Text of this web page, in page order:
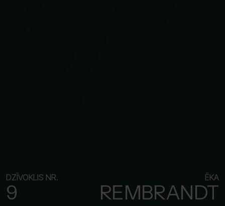
DZĪVOKLIS NR.
9
ĒKA
REMBRANDT